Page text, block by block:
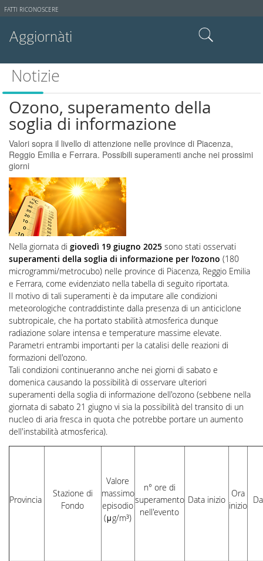
Strumenti
FATTI RICONOSCERE
Aggiornàti
Cerca nel sito
Ricerca avanzata…
Notizie
Ozono, superamento della
soglia di informazione
Valori sopra il livello di attenzione nelle province di Piacenza,
Reggio Emilia e Ferrara. Possibili superamenti anche nei prossimi
giorni
Nella giornata di giovedì 19 giugno 2025 sono stati osservati
superamenti della soglia di informazione per l’ozono (180
microgrammi/metrocubo) nelle province di Piacenza, Reggio Emilia
e Ferrara, come evidenziato nella tabella di seguito riportata.
Il motivo di tali superamenti è da imputare alle condizioni
meteorologiche contraddistinte dalla presenza di un anticiclone
subtropicale, che ha portato stabilità atmosferica dunque
radiazione solare intensa e temperature massime elevate.
Parametri entrambi importanti per la catalisi delle reazioni di
formazioni dell'ozono.
Tali condizioni continueranno anche nei giorni di sabato e
domenica causando la possibilità di osservare ulteriori
superamenti della soglia di informazione dell'ozono (sebbene nella
giornata di sabato 21 giugno vi sia la possibilità del transito di un
nucleo di aria fresca in quota che potrebbe portare un aumento
dell'instabilità atmosferica).
Provincia
Stazione di
Fondo
Valore
massimo
episodio
(μg/m³)
n° ore di
superamento
nell'evento
Data inizio
Ora
inizio